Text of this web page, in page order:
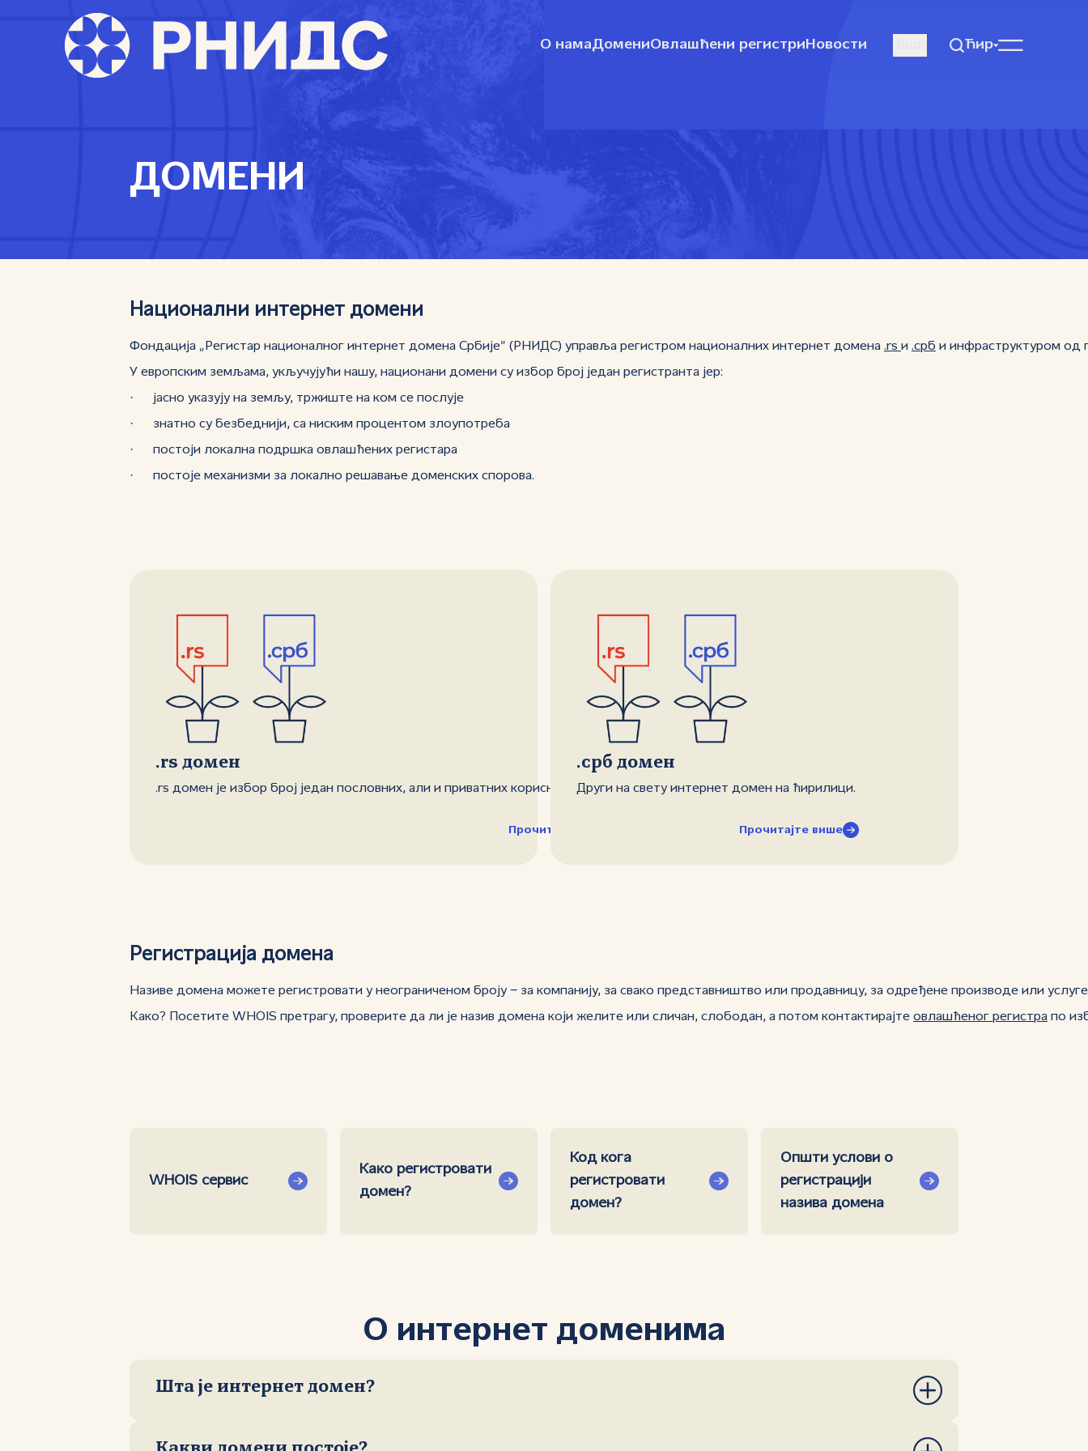
О намаДомениОвлашћени регистри Новости Ћир
ДОМЕНИ
Национални интернет домени
Фондација „Регистар националног интернет домена Србије” (РНИДС) управља регистром националних интернeт домена .rs и .срб и инфраструктуром од
У европским земљама, укључујући нашу, национани домени су избор број један регистранта јер:
· јасно указују на земљу, тржиште на ком се послује
· знатно су безбеднији, са ниским процентом злоупотреба
· постоји локална подршка овлашћених регистара
· постоје механизми за локално решавање доменских спорова.
.rs домен
.rs домен је избор број један пословних, али и приватних корисника у Србији
Прочитајте више
.срб домен
Други на свету интернет домен на ћирилици.
Прочитајте више
Регистрација домена
Називе домена можете регистровати у неограниченом броју − за компанију, за свако представништво или продавницу, за одређене производе или
Како? Посетите WHOIS претрагу, проверите да ли је назив домена који желите или сличан, слободан, а потом контактирајте овлашћеног регистра по
WHOIS сервис
Како регистровати
домен?
Код кога
регистровати
домен?
Општи услови о
регистрацији
назива домена
О интернет доменима
Шта је интернет домен?